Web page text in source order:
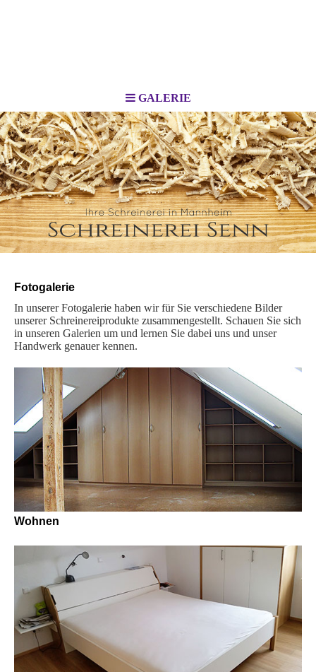
GALERIE
Fotogalerie
In unserer Fotogalerie haben wir für Sie ver­schiedene Bilder
unserer Schrei­ner­ei­pro­dukte zusammengestellt. Schauen Sie sich
in unseren Galerien um und lernen Sie dabei uns und unser
Handwerk genauer kennen.
Wohnen